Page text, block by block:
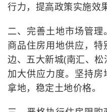
行力，提高政策实施效
二、完善土地市场管
商品住房用地供应，
边、五大新城(南汇、
加大供应力度。坚持
拿地，稳定土地价格。